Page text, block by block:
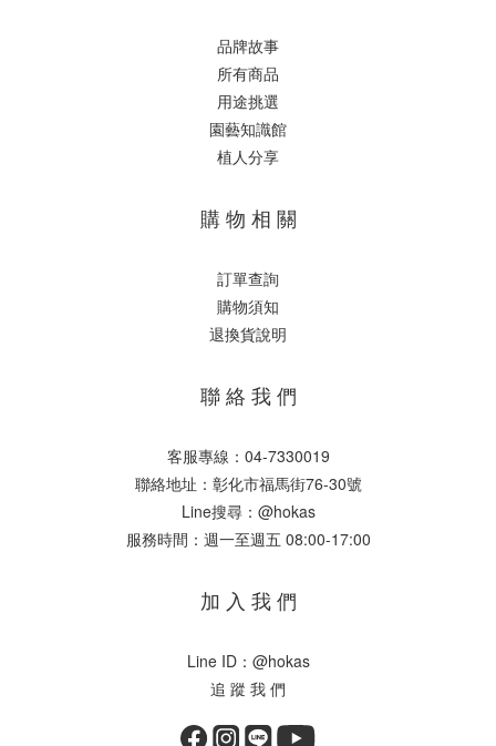
品牌故事
所有商品
用途挑選
園藝知識館
植人分享
購 物 相 關
訂單查詢
購物須知
退換貨說明
聯 絡 我 們
客服專線：04-7330019
聯絡地址：彰化市福馬街76-30號
Line搜尋：@hokas
服務時間：週一至週五 08:00-17:00
加 入 我 們
Line ID：@hokas
追 蹤 我 們